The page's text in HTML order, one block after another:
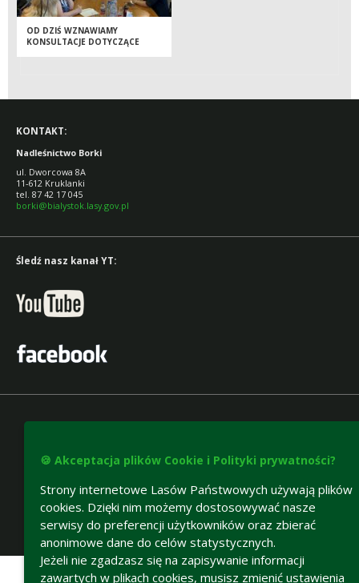
OD DZIŚ WZNAWIAMY
KONSULTACJE DOTYCZĄCE
KONTAKT:
Nadleśnictwo Borki
ul. Dworcowa 8A
11-612 Kruklanki
tel. 87 42 17 045
borki@bialystok.lasy.gov.pl
Śledź nasz kanał YT:
Deklaracja dostępności
🍪 Akceptacja plików Cookie i Polityki prywatności?
Strony internetowe Lasów Państwowych używają plików
cookies. Dzięki nim możemy dostosowywać nasze
serwisy do preferencji użytkowników oraz zbierać
anonimowe dane do celów statystycznych.
Jeżeli nie zgadzasz się na zapisywanie informacji
zawartych w plikach cookies, musisz zmienić ustawienia